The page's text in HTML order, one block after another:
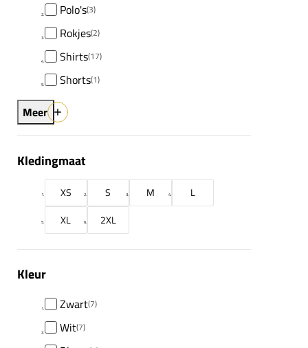
Polo's(3)
Rokjes(2)
Shirts(17)
Shorts(1)
Meer
Kledingmaat
XS S M
L
XL
2XL
Kleur
Zwart(7)
Wit(7)